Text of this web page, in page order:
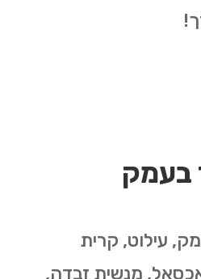
בעמק
עילוט, קרית
מנשית זבדה,